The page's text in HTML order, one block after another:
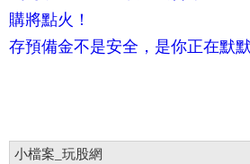
購將點火！
存預備金不是安全，是你正在默
小檔案_玩股網